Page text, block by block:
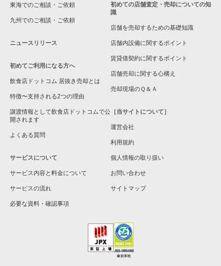
東海でのご相談・ご依頼
九州でのご相談・ご依頼
ニュースリリース
初めてご利用になる方へ
飲食店ドットコム 居抜き売却とは
特徴〜支持される2つの理由
譲渡情報として飲食店ドットコムで公
開されます
よくある質問
サービスについて
サービス内容と料金について
サービスの流れ
必要な資料・確認事項
初めての店舗査定・売却についての知
識
店舗を売却するための基礎知識
店舗内設備に関するポイント
賃貸借契約に関するポイント
店舗売却に関する心構え
売却現場のＱ＆Ａ
［当サイトについて］
運営会社
利用規約
個人情報の取り扱い
お問い合わせ
サイトマップ